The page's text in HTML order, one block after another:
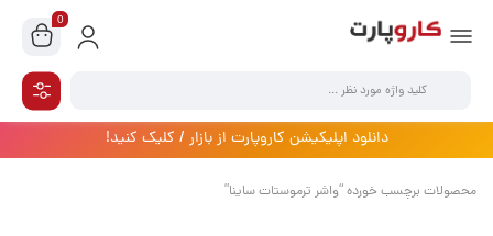
0
دانلود اپلیکیشن کاروپارت از بازار / کلیک کنید!
محصولات برچسب خورده “واشر ترموستات ساینا”